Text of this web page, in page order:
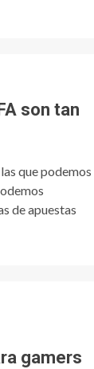
son tan
que podemos
de apuestas
gamers